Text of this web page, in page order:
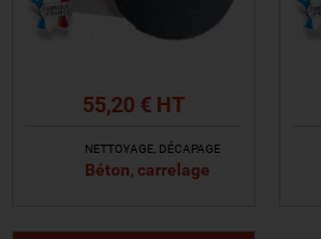
55,20 € HT
NETTOYAGE, DÉCAPAGE
Béton, carrelage